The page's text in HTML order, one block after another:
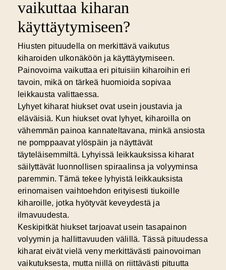
vaikuttaa kiharan
käyttäytymiseen?
Hiusten pituudella on merkittävä vaikutus
kiharoiden ulkonäköön ja käyttäytymiseen.
Painovoima vaikuttaa eri pituisiin kiharoihin eri
tavoin, mikä on tärkeä huomioida sopivaa
leikkausta valittaessa.
Lyhyet kiharat hiukset ovat usein joustavia ja
eläväisiä. Kun hiukset ovat lyhyet, kiharoilla on
vähemmän painoa kannateltavana, minkä ansiosta
ne pomppaavat ylöspäin ja näyttävät
täyteläisemmiltä. Lyhyissä leikkauksissa kiharat
säilyttävät luonnollisen spiraalinsa ja volyyminsa
paremmin. Tämä tekee lyhyistä leikkauksista
erinomaisen vaihtoehdon erityisesti tiukoille
kiharoille, jotka hyötyvät keveydestä ja
ilmavuudesta.
Keskipitkät hiukset tarjoavat usein tasapainon
volyymin ja hallittavuuden välillä. Tässä pituudessa
kiharat eivät vielä veny merkittävästi painovoiman
vaikutuksesta, mutta niillä on riittävästi pituutta